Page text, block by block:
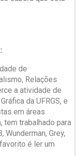
de
Relações
a atividade de
da UFRGS, e
em áreas
tem trabalhado para
Grey,
é ler um